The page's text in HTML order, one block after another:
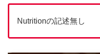
Nutritionの記述無し